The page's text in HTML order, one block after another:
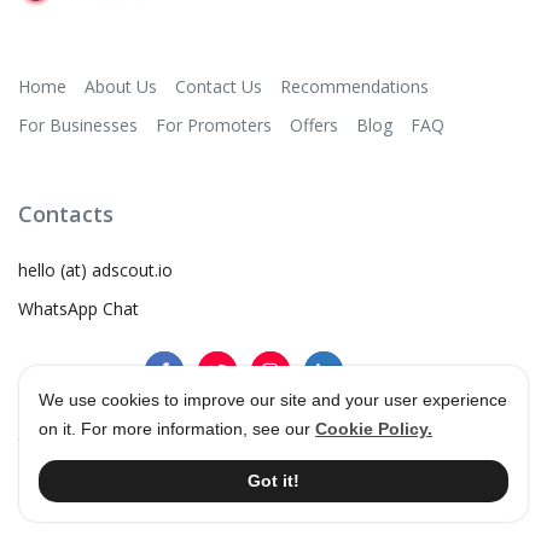
We use cookies to improve our site and your user experience
on it. For more information, see our Cookie Policy.
Got it!
Home About Us Contact Us
Recommendations
For Businesses
For Promoters Offers Blog FAQ
Contacts
hello (at) adscout.io
WhatsApp Chat
Terms & Conditions
•Cookie Policy